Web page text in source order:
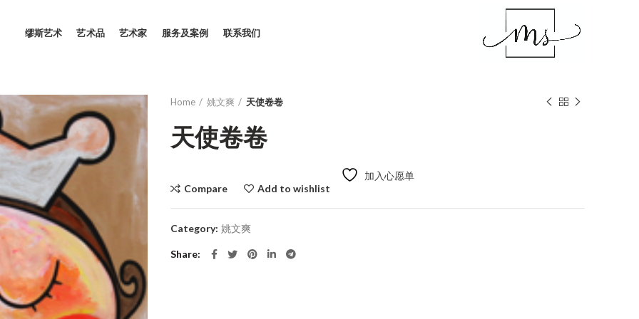
缪斯艺术 艺术品 艺术家 服务及案例 联系我们
Home 姚文爽 天使卷卷
天使卷卷
加入心愿单
Compare
Add to wishlist
Category: 姚文爽
Share